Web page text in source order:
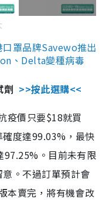
罩品牌Savewo推出
、Delta變種病毒
劑 >>按此選購<<
疫價只要$18就買
度達99.03%，最快
97.25%。目前未有限
。不過訂單預計會
本賣完，將有機會改